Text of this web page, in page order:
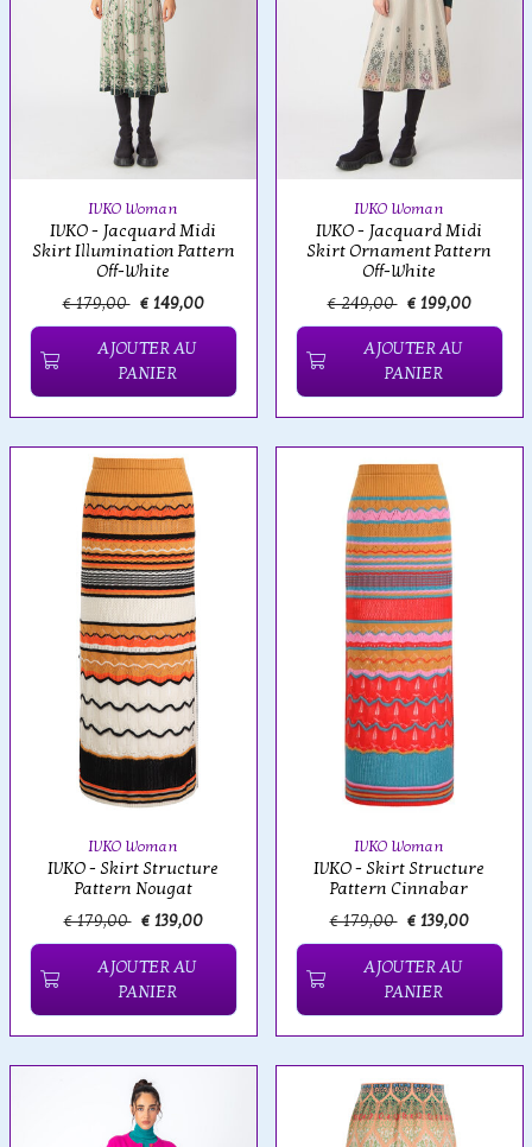
IVKO Woman
IVKO - Jacquard Midi
Skirt Illumination Pattern
Off-White
€ 179,00 € 149,00
AJOUTER AU
PANIER
IVKO Woman
IVKO - Jacquard Midi
Skirt Ornament Pattern
Off-White
€ 249,00 € 199,00
AJOUTER AU
PANIER
IVKO Woman
IVKO - Skirt Structure
Pattern Nougat
€ 179,00 € 139,00
AJOUTER AU
PANIER
IVKO Woman
IVKO - Skirt Structure
Pattern Cinnabar
€ 179,00 € 139,00
AJOUTER AU
PANIER